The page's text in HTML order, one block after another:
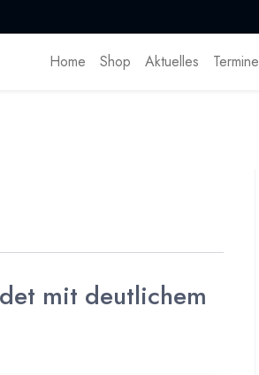
Home Shop Aktuelles Termine
mit deutlichem